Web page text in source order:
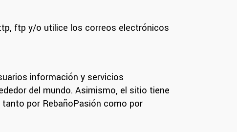
ftp y/o utilice los correos electrónicos
información y servicios
del mundo. Asimismo, el sitio tiene
por RebañoPasión como por